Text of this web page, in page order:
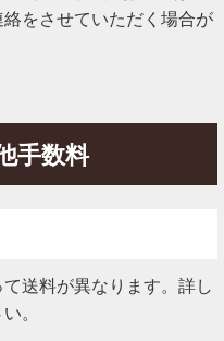
をさせていただく場合が
手数料
送料が異なります。詳し
。